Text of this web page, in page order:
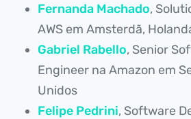
Fernanda Machado,
AWS em Amsterdã,
Gabriel Rabello, Senior
Engineer na Amazon em
Unidos
Felipe Pedrini, Software